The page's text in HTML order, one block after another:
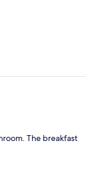
The breakfast